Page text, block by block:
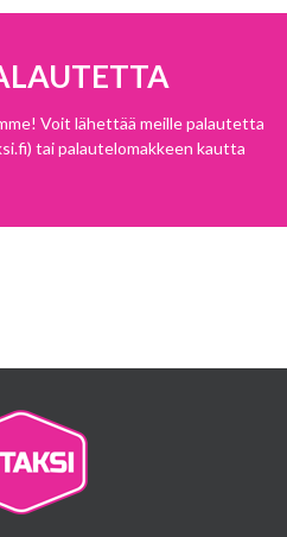
Voit lähettää meille palautetta
tai palautelomakkeen kautta